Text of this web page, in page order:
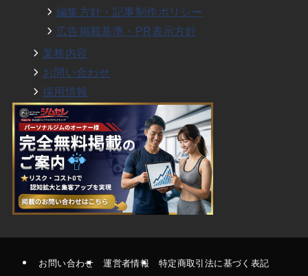
編集方針・記事制作ポリシー
広告掲載基準・PR表示方針
業務内容
お問い合わせ
採用情報
お問い合わせ 運営者情報 特定商取引法に基づく表記